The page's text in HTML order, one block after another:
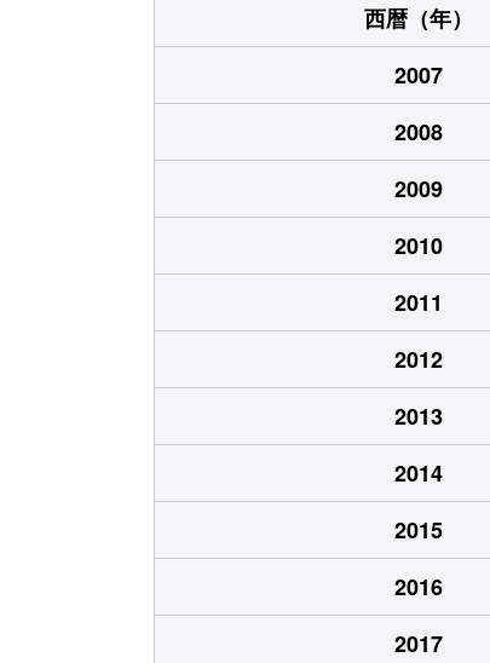
西十一番町
270万円
西十一番町
200万円
西十一番町
110万円
西十一番町
210万円
西十三番町
250万円
西十三番町
1,500万円
西二十二番町
2,000万円
西二十三番町
30万円
西二十三番町
2,200万円
西二十三番町
2,600万円
東十二番町
2,000万円
西暦（年）
2007
2008
2009
2010
2011
2012
2013
2014
2015
2016
2017